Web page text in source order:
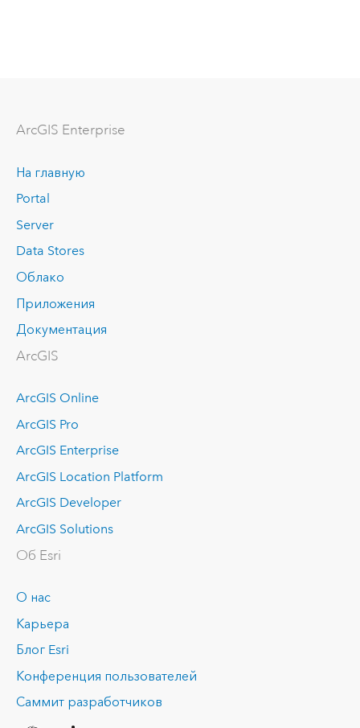
ArcGIS Enterprise
На главную
Portal
Server
Data Stores
Облако
Приложения
Документация
ArcGIS
ArcGIS Online
ArcGIS Pro
ArcGIS Enterprise
ArcGIS Location Platform
ArcGIS Developer
ArcGIS Solutions
Об Esri
О нас
Карьера
Блог Esri
Конференция пользователей
Саммит разработчиков